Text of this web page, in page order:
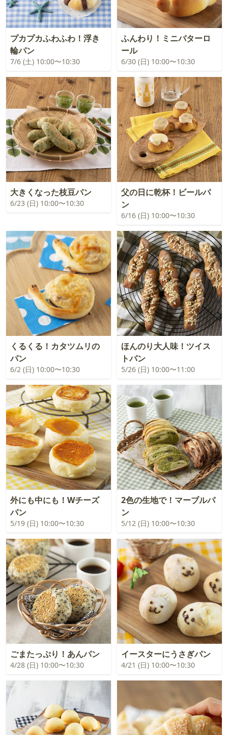
プカプカふわふわ！浮き
輪パン
7/6 (土) 10:00〜10:30
ふんわり！ミニバターロ
ール
6/30 (日) 10:00〜10:30
大きくなった枝豆パン
6/23 (日) 10:00〜10:30
父の日に乾杯！ビールパ
ン
6/16 (日) 10:00〜10:30
くるくる！カタツムリの
パン
6/2 (日) 10:00〜10:30
ほんのり大人味！ツイス
トパン
5/26 (日) 10:00〜11:00
外にも中にも！Wチーズ
パン
5/19 (日) 10:00〜10:30
2色の生地で！マーブルパ
ン
5/12 (日) 10:00〜10:30
ごまたっぷり！あんパン
4/28 (日) 10:00〜10:30
イースターにうさぎパン
4/21 (日) 10:00〜10:30